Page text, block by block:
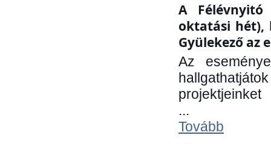
A
oktatási hét),
Gyülekező az
Az
projektjeinket
...
Tovább